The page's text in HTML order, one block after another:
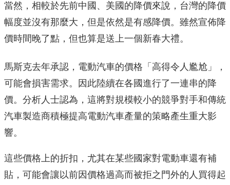
當然，相較於先前中國、美國的降價來說，台灣的降價
幅度並沒有那麼大，但是依然是有感降價。雖然宣佈降
價時間晚了點，但也算是送上一個新春大禮。
馬斯克去年承認，電動汽車的價格「高得令人尷尬」，
可能會損害需求。因此陸續在各國進行了一連串的降
價。分析人士認為，這將對規模較小的競爭對手和傳統
汽車製造商積極提高電動汽車產量的策略產生重大影
響。
這些價格上的折扣，尤其在某些國家對電動車還有補
貼，可能會讓以前因價格過高而被拒之門外的人買得起